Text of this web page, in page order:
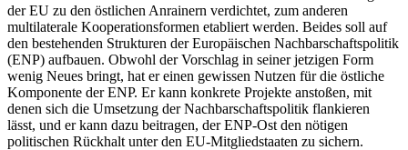
der EU zu den östlichen Anrainern verdichtet, zum anderen
multilaterale Kooperationsformen etabliert werden. Beides soll auf
den bestehenden Strukturen der Europäischen Nachbarschaftspolitik
(ENP) aufbauen. Obwohl der Vorschlag in seiner jetzigen Form
wenig Neues bringt, hat er einen gewissen Nutzen für die östliche
Komponente der ENP. Er kann konkrete Projekte anstoßen, mit
denen sich die Umsetzung der Nachbarschaftspolitik flankieren
lässt, und er kann dazu beitragen, der ENP-Ost den nötigen
politischen Rückhalt unter den EU-Mitgliedstaaten zu sichern.